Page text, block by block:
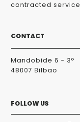
contracted service
CONTACT
Mandobide 6 - 3º
48007 Bilbao
FOLLOW US